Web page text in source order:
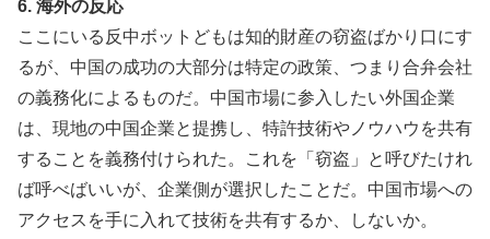
6. 海外の反応
ここにいる反中ボットどもは知的財産の窃盗ばかり口にす
るが、中国の成功の大部分は特定の政策、つまり合弁会社
の義務化によるものだ。中国市場に参入したい外国企業
は、現地の中国企業と提携し、特許技術やノウハウを共有
することを義務付けられた。これを「窃盗」と呼びたけれ
ば呼べばいいが、企業側が選択したことだ。中国市場への
アクセスを手に入れて技術を共有するか、しないか。